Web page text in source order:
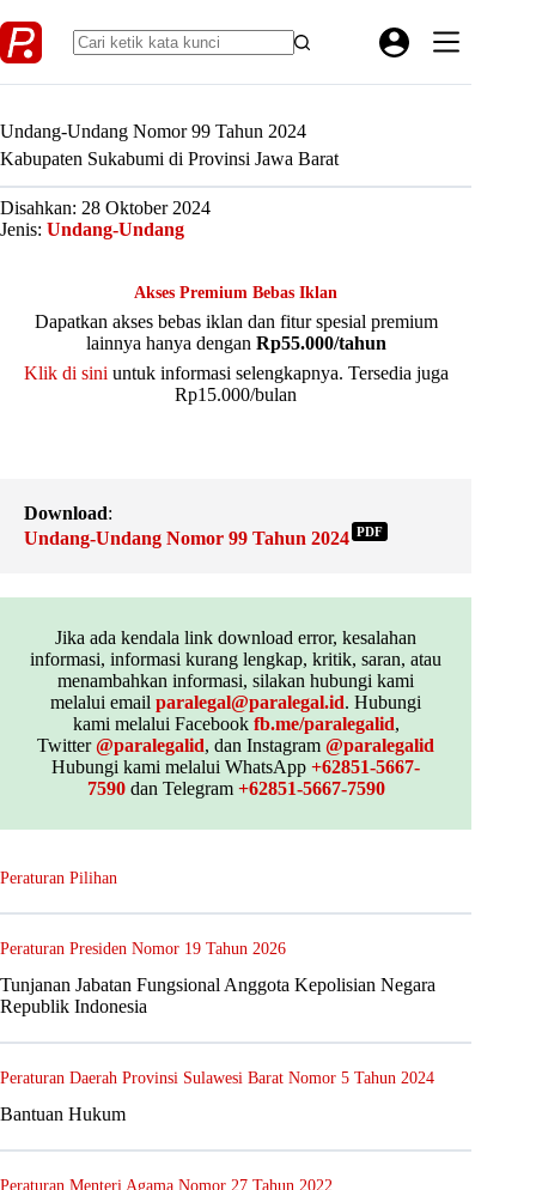
to
content
Undang-Undang Nomor 99 Tahun 2024
Kabupaten Sukabumi di Provinsi Jawa Barat
Disahkan: 28 Oktober 2024
Jenis: Undang-Undang
Akses Premium Bebas Iklan
Dapatkan akses bebas iklan dan fitur spesial premium
lainnya hanya dengan Rp55.000/tahun
Klik di sini untuk informasi selengkapnya. Tersedia juga
Rp15.000/bulan
Download:
Undang-Undang Nomor 99 Tahun 2024 PDF
Jika ada kendala link download error, kesalahan
informasi, informasi kurang lengkap, kritik, saran, atau
menambahkan informasi, silakan hubungi kami
melalui emailparalegal@paralegal.id. Hubungi
kami melalui Facebook fb.me/paralegalid,
Twitter@paralegalid, dan Instagram@paralegalid
Hubungi kami melalui WhatsApp+62851-5667-
7590dan Telegram +62851-5667-7590
Peraturan Pilihan
Peraturan Presiden Nomor 19 Tahun 2026
Tunjanan Jabatan Fungsional Anggota Kepolisian Negara
Republik Indonesia
Peraturan Daerah Provinsi Sulawesi Barat Nomor 5 Tahun 2024
Bantuan Hukum
Peraturan Menteri Agama Nomor 27 Tahun 2022